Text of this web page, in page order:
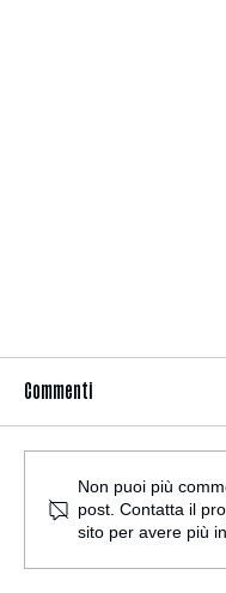
Commenti
Non puoi più
post. Contatta il
sito per avere più